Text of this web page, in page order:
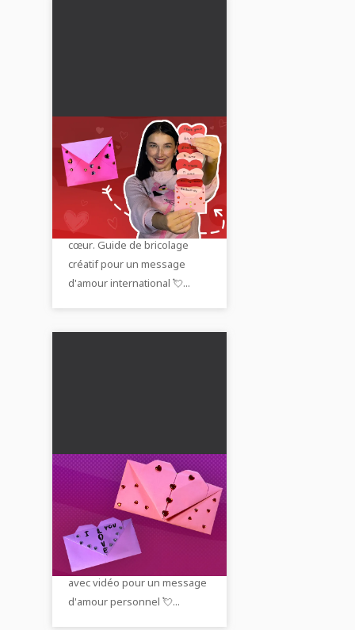
Lettre d'amour
romantique en
plusieurs langues :
tutoriel DIY avec vidéo
et photos
💝 Créez une lettre d'amour
multilingue unique avec une
enveloppe en forme de
cœur. Guide de bricolage
créatif pour un message
d'amour international 💘...
Lettre d'amour en
origami : instructions
pour plier une lettre
en forme de cœur
avec une vidéo et des
photos
💝 Pliez une lettre romantique
en forme de cœur pour la
Saint-Valentin. Guide créatif
avec vidéo pour un message
d'amour personnel 💘...